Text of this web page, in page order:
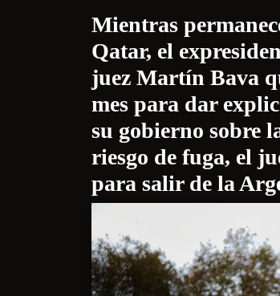
Mientras
Qatar, el
juez Martín Bava
mes para dar
su gobierno sobre
riesgo de fuga, el
para salir de la